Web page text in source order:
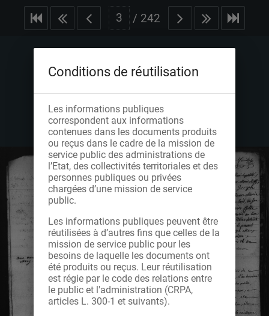
/ 242
Conditions de réutilisation
Les informations publiques
correspondent aux informations
contenues dans les documents produits
ou reçus dans le cadre de la mission de
service public des administrations de
l’Etat, des collectivités territoriales et des
personnes publiques ou privées
chargées d’une mission de service
public.
Les informations publiques peuvent être
réutilisées à d’autres fins que celles de la
mission de service public pour les
besoins de laquelle les documents ont
été produits ou reçus. Leur réutilisation
est régie par le code des relations entre
le public et l'administration (CRPA,
articles L. 300-1 et suivants).